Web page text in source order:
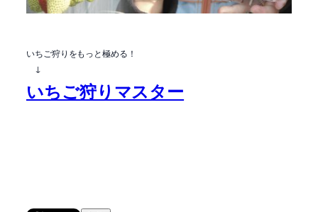
いちご狩りをもっと極める！
↓
いちご狩りマスター